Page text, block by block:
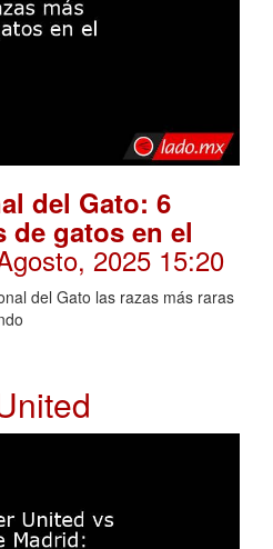
del Gato: 6
de gatos en el
2025 15:20
del Gato las razas más raras